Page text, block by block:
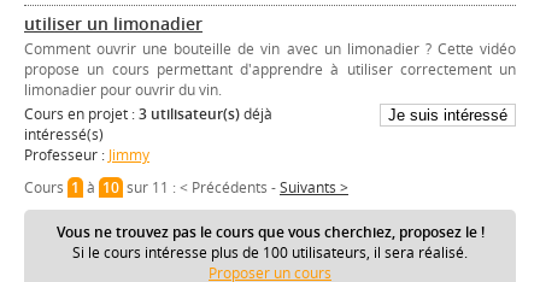
utiliser un limonadier
Comment ouvrir une bouteille de vin avec un limonadier ? Cette vidéo
propose un cours permettant d'apprendre à utiliser correctement un
limonadier pour ouvrir du vin.
Cours en projet :3 utilisateur(s)déjà
intéressé(s)
Professeur : Jimmy
Cours 1à 10sur 11 :< Précédents -Suivants >
Vous ne trouvez pas le cours que vous cherchiez, proposez le !
Si le cours intéresse plus de 100 utilisateurs, il sera réalisé.
Proposer un cours